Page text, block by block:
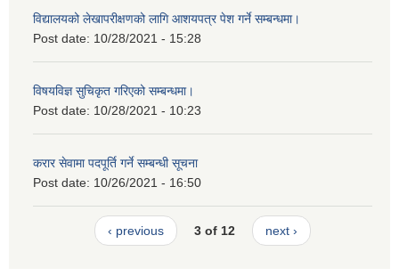
विद्यालयको लेखापरीक्षणको लागि आशयपत्र पेश गर्ने सम्बन्धमा।
Post date: 10/28/2021 - 15:28
विषयविज्ञ सुचिकृत गरिएको सम्बन्धमा।
Post date: 10/28/2021 - 10:23
करार सेवामा पदपूर्ति गर्ने सम्बन्धी सूचना
Post date: 10/26/2021 - 16:50
‹ previous 3 of 12 next ›